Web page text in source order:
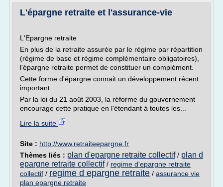
L'épargne retraite et l'assurance-vie
L'Epargne retraite
En plus de la retraite assurée par le régime par répartition
(régime de base et régime complémentaire obligatoires),
l'épargne retraite permet de constituer un complément.
Cette forme d'épargne connait un développement récent
important.
Par la loi du 21 août 2003, la réforme du gouvernement
encourage cette pratique en l'étendant à toutes les...
Lire la suite
Site : http://www.retraiteepargne.fr
Thèmes liés : plan d'epargne retraite collectif/ plan d
epargne retraite collectif/ regime d'epargne retraite
collectif / regime d epargne retraite / assurance vie
plan epargne retraite